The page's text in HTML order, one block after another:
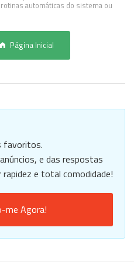
automáticas do sistema ou
Página Inicial
favoritos.
e das respostas
e total comodidade!
Agora!